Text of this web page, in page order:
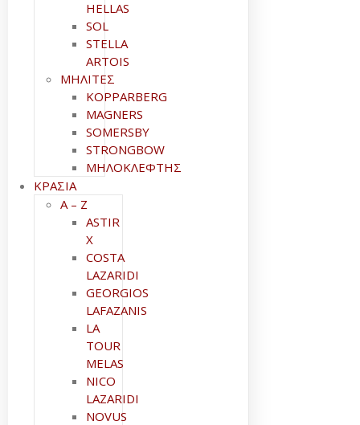
HELLAS
SOL
STELLA
ARTOIS
ΜΗΛΙΤΕΣ
KOPPARBERG
MAGNERS
SOMERSBY
STRONGBOW
ΜΗΛΟΚΛΕΦΤΗΣ
ΚΡΑΣΙΑ
A – Z
ASTIR
X
COSTA
LAZARIDI
GEORGIOS
LAFAZANIS
LA
TOUR
MELAS
NICO
LAZARIDI
NOVUS